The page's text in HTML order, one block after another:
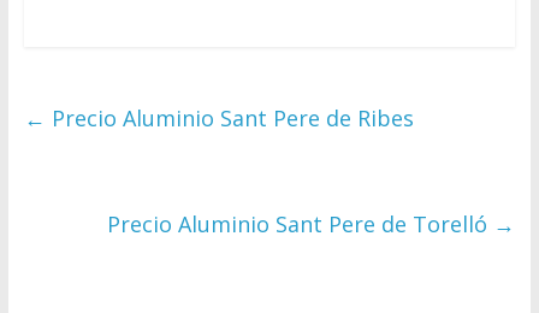
← Precio Aluminio Sant Pere de Ribes
Precio Aluminio Sant Pere de Torelló →